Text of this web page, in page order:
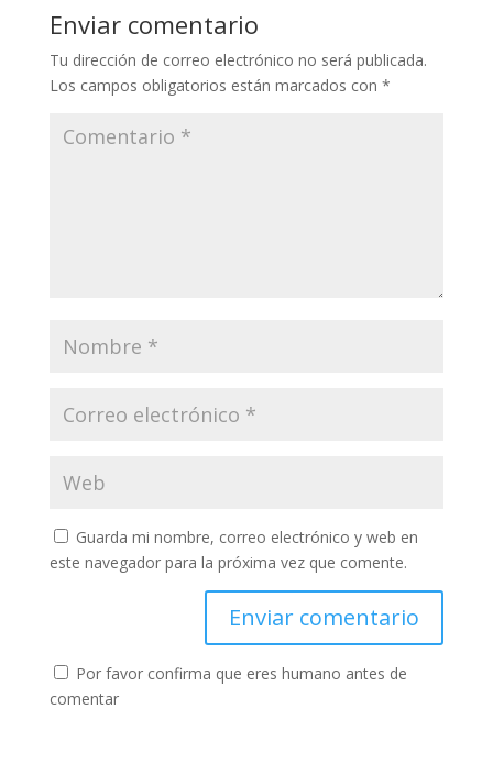
Enviar comentario
Tu dirección de correo electrónico no será publicada.
Los campos obligatorios están marcados con *
Guarda mi nombre, correo electrónico y web en
este navegador para la próxima vez que comente.
Por favor confirma que eres humano antes de
comentar